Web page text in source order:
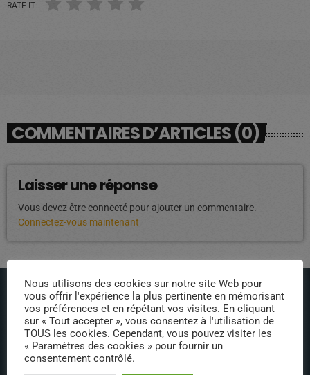
RATE IT
COMMENTAIRES D’ARTICLES (0)
Laisser une réponse
Vous devez être connecté pour ajouter un commentaire.
Connectez-vous maintenant
ÉPISODES DE PODCAST
Nous utilisons des cookies sur notre site Web pour
vous offrir l'expérience la plus pertinente en mémorisant
vos préférences et en répétant vos visites. En cliquant
sur « Tout accepter », vous consentez à l'utilisation de
TOUS les cookies. Cependant, vous pouvez visiter les
« Paramètres des cookies » pour fournir un
consentement contrôlé.